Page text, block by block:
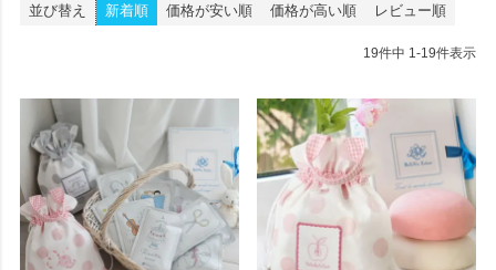
並び替え 新着順 価格が安い順 価格が高い順 レビュー順
19件中 1-19件表示